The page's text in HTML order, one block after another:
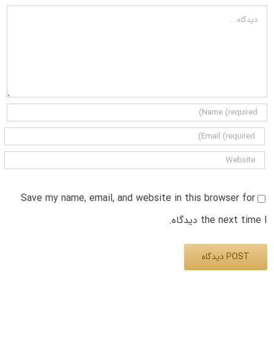
دیدگاه
Save my name, email, and website in this browser for
the next time I دیدگاه.